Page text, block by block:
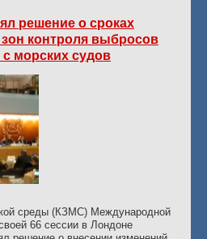
решение о сроках
контроля выбросов
с морских судов
среды (КЗМС) Международной
66 сессии в Лондоне